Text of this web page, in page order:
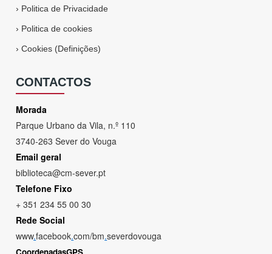
› Politica de Privacidade
› Politica de cookies
›Cookies (Definições)
CONTACTOS
Morada
Parque Urbano da Vila, n.º 110
3740-263 Sever do Vouga
Email geral
biblioteca@cm-sever.pt
Telefone Fixo
+ 351 234 55 00 30
Rede Social
www.facebook.com/bm.severdovouga